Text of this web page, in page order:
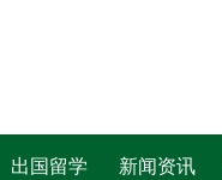
出国留学 新闻资讯